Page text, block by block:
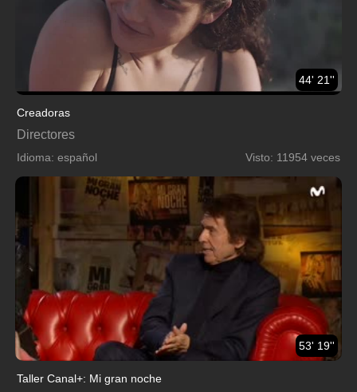
44' 21''
Creadoras
Directores
Idioma: español Visto: 11954 veces
53' 19''
Taller Canal+: Mi gran noche